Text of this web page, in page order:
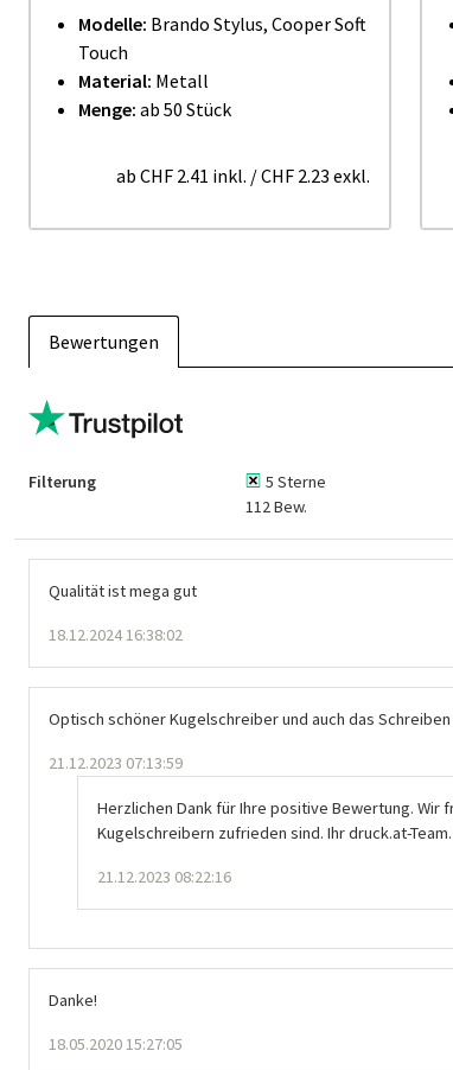
Modelle: Brando Stylus, Cooper Soft
Touch
Material: Metall
Menge: ab 50 Stück
ab CHF 2.41 inkl. /CHF 2.23 exkl.
Bewertungen
Filterung
5 Sterne
112 Bew.
Qualität ist mega gut
18.12.2024 16:38:02
Optisch schöner Kugelschreiber und auch das
21.12.2023 07:13:59
Herzlichen Dank für Ihre positive Bewertung. Wir
Kugelschreibern zufrieden sind. Ihr druck.at-Team.
21.12.2023 08:22:16
Danke!
18.05.2020 15:27:05